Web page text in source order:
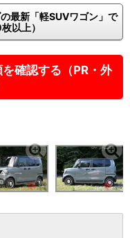
最新「軽SUVワゴン」で
以上）
を確認する（PR・外